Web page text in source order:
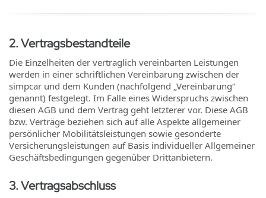
2.Vertragsbestandteile
Die Einzelheiten der vertraglich vereinbarten Leistungen
werden in einer schriftlichen Vereinbarung zwischen der
simpcar und dem Kunden (nachfolgend „Vereinbarung“
genannt) festgelegt. Im Falle eines Widerspruchs zwischen
diesen AGB und dem Vertrag geht letzterer vor. Diese AGB
bzw. Verträge beziehen sich auf alle Aspekte allgemeiner
persönlicher Mobilitätsleistungen sowie gesonderte
Versicherungsleistungen auf Basis individueller Allgemeiner
Geschäftsbedingungen gegenüber Drittanbietern.
3.Vertragsabschluss